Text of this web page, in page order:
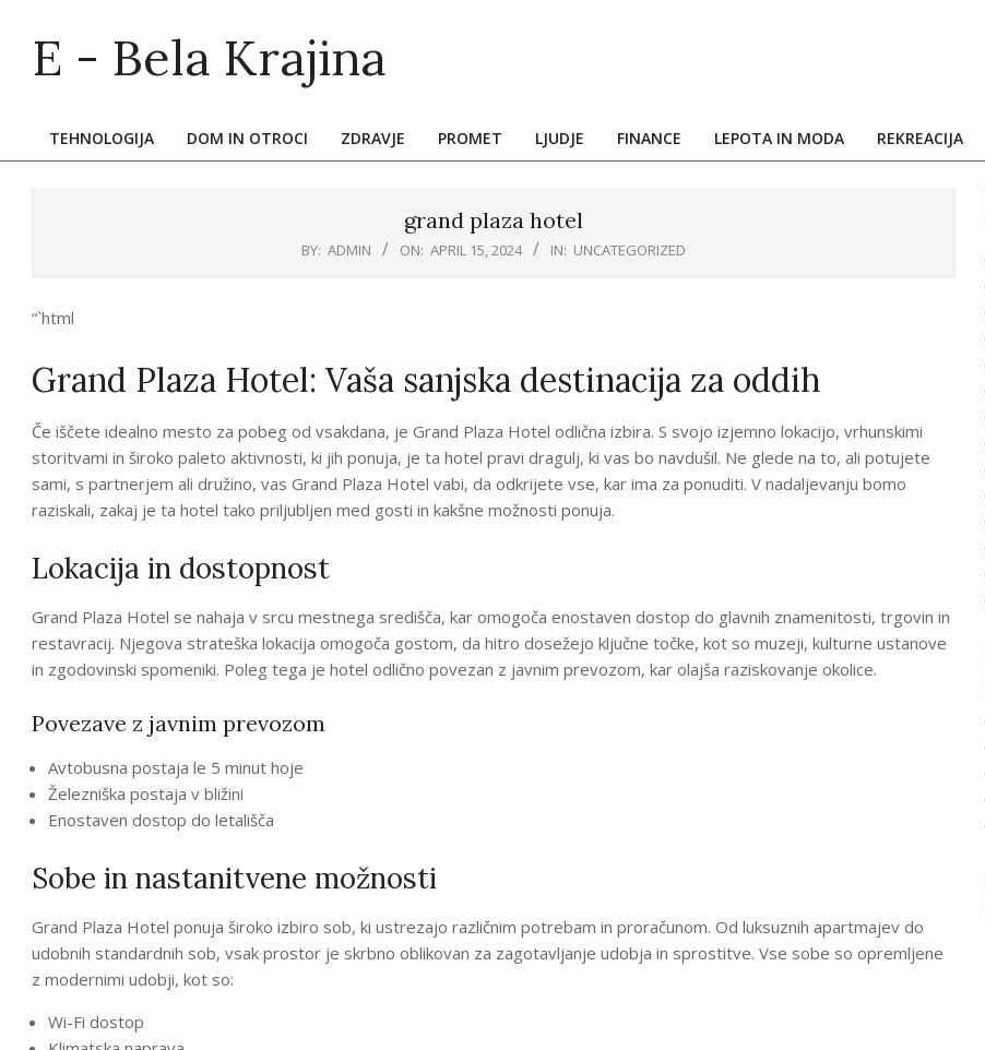
contentE - Bela Krajina
Primary
TEHNOLOGIJA DOM IN OTROCI ZDRAVJE PROMET LJUDJE FINANCE LEPOTA IN MODA REKREACIJA
grand plaza hotel
BY: ADMIN ON: APRIL 15, 2024 IN: UNCATEGORIZED
“`html
Grand Plaza Hotel: Vaša sanjska destinacija za oddih
Če iščete idealno mesto za pobeg od vsakdana, je Grand Plaza Hotel odlična izbira. S svojo izjemno lokacijo, vrhunskimi
storitvami in široko paleto aktivnosti, ki jih ponuja, je ta hotel pravi dragulj, ki vas bo navdušil. Ne glede na to, ali potujete
sami, s partnerjem ali družino, vas Grand Plaza Hotel vabi, da odkrijete vse, kar ima za ponuditi. V nadaljevanju bomo
raziskali, zakaj je ta hotel tako priljubljen med gosti in kakšne možnosti ponuja.
Lokacija in dostopnost
Grand Plaza Hotel se nahaja v srcu mestnega središča, kar omogoča enostaven dostop do glavnih znamenitosti, trgovin in
restavracij. Njegova strateška lokacija omogoča gostom, da hitro dosežejo ključne točke, kot so muzeji, kulturne ustanove
in zgodovinski spomeniki. Poleg tega je hotel odlično povezan z javnim prevozom, kar olajša raziskovanje okolice.
Povezave z javnim prevozom
Avtobusna postaja le 5 minut hoje
Železniška postaja v bližini
Enostaven dostop do letališča
Sobe in nastanitvene možnosti
Grand Plaza Hotel ponuja široko izbiro sob, ki ustrezajo različnim potrebam in proračunom. Od luksuznih apartmajev do
udobnih standardnih sob, vsak prostor je skrbno oblikovan za zagotavljanje udobja in sprostitve. Vse sobe so opremljene
z modernimi udobji, kot so:
Wi-Fi dostop